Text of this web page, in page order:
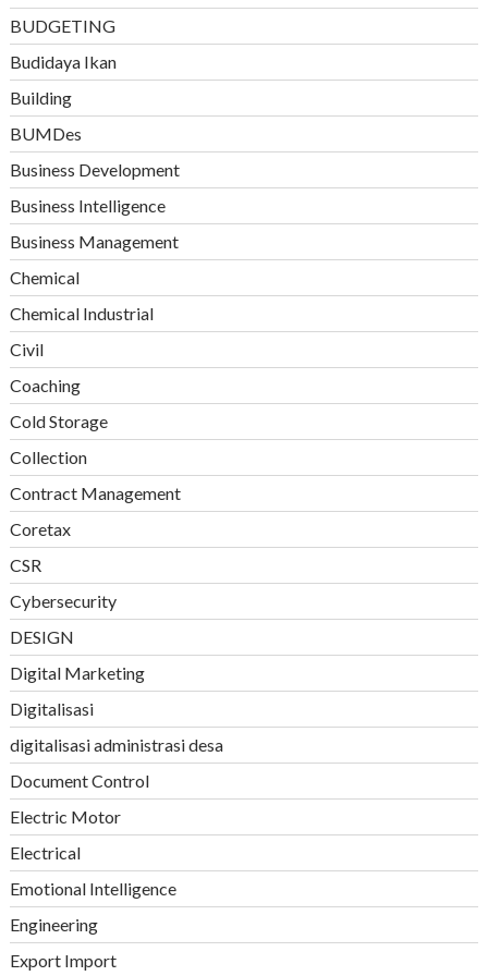
BUDGETING
Budidaya Ikan
Building
BUMDes
Business Development
Business Intelligence
Business Management
Chemical
Chemical Industrial
Civil
Coaching
Cold Storage
Collection
Contract Management
Coretax
CSR
Cybersecurity
DESIGN
Digital Marketing
Digitalisasi
digitalisasi administrasi desa
Document Control
Electric Motor
Electrical
Emotional Intelligence
Engineering
Export Import